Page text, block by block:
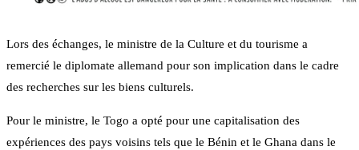
Lors des échanges, le ministre de la Culture et du tourisme a
remercié le diplomate allemand pour son implication dans le cadre
des recherches sur les biens culturels.
Pour le ministre, le Togo a opté pour une capitalisation des
expériences des pays voisins tels que le Bénin et le Ghana dans le